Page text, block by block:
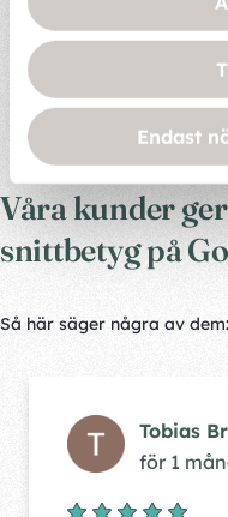
Endast
Letar du efter något
tjänster.
Våra kunder
snittbetyg på
Så här säger några av dem:
Tobias
för 1